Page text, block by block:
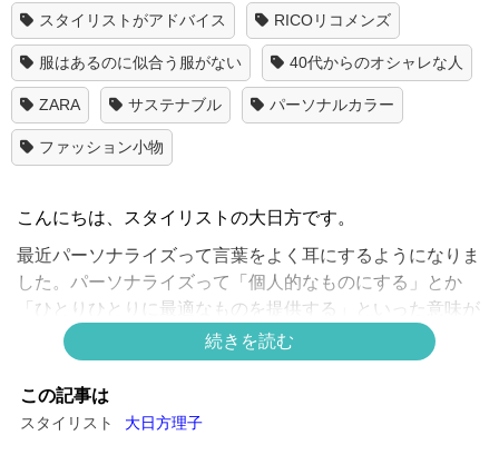
スタイリストがアドバイス RICOリコメンズ
服はあるのに似合う服がない 40代からのオシャレな人
ZARA サステナブル パーソナルカラー
ファッション小物
こんにちは、スタイリストの大日方です。
最近パーソナライズって言葉をよく耳にするようになりま
した。パーソナライズって「個人的なものにする」とか
「ひとりひとりに最適なものを提供する」といった意味が
あるんだそうです。今やサプリメントや化粧水もパーソナ
ライズできる時代。今回はデイリーに使うアイテムをパー
ソナライズしたい！
続きを読む
この記事は
スタイリスト 大日方理子